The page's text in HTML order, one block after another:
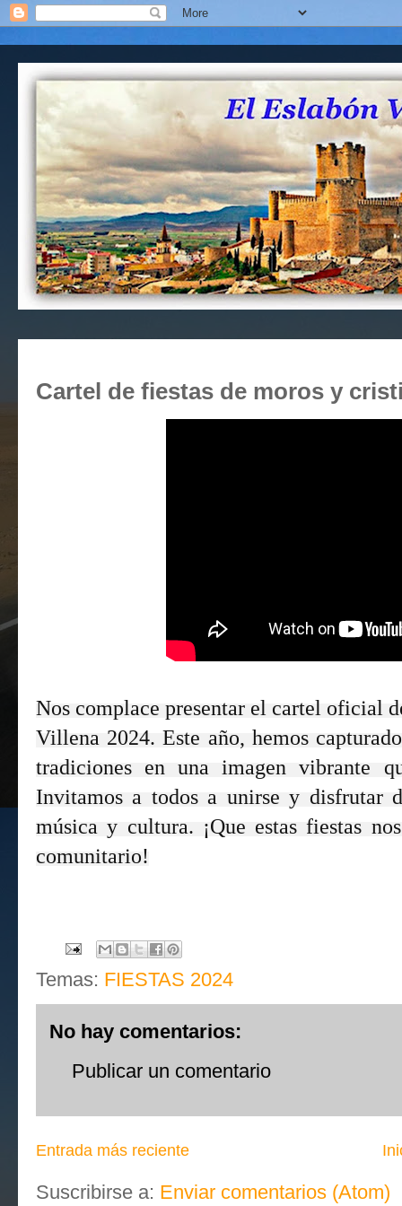
Cartel de fiestas de moros y
Nos complace presentar el cartel oficial
Villena 2024. Este año, hemos
tradiciones en una imagen vibrante
Invitamos a todos a unirse y disfrutar
música y cultura. ¡Que estas fiestas
comunitario!
Temas: FIESTAS 2024
No hay comentarios:
Publicar un comentario
Entrada más reciente
Suscribirse a: Enviar comentarios (Atom)